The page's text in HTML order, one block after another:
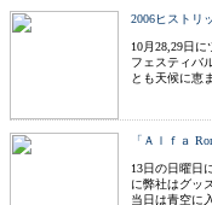
2006ヒストリ
10月28,29日
フェスティバ
とも天候に恵
「Ａｌｆａ
13日の日曜日
に弊社はグッ
当日は青空に